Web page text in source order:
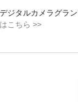
ジタルカメラグラ
こちら >>